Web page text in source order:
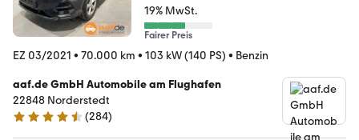
19% MwSt.
Fairer Preis
EZ 03/2021 • 70.000 km • 103 kW (140 PS) • Benzin
aaf.de GmbH Automobile am Flughafen
22848 Norderstedt
4.4 Sterne
(284)